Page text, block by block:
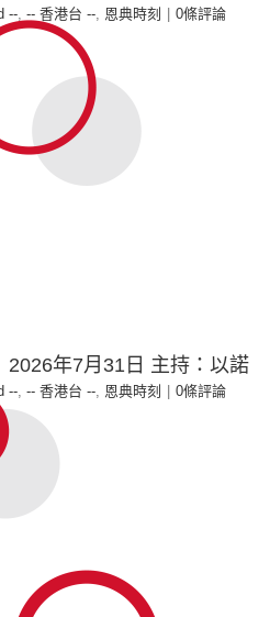
--, -- 香港台 --, 恩典時刻 0條評論
2026年7月31日 主持：以諾
--, -- 香港台 --, 恩典時刻 0條評論